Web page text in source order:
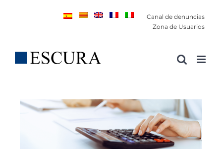
Canal de denuncias
Zona de Usuarios